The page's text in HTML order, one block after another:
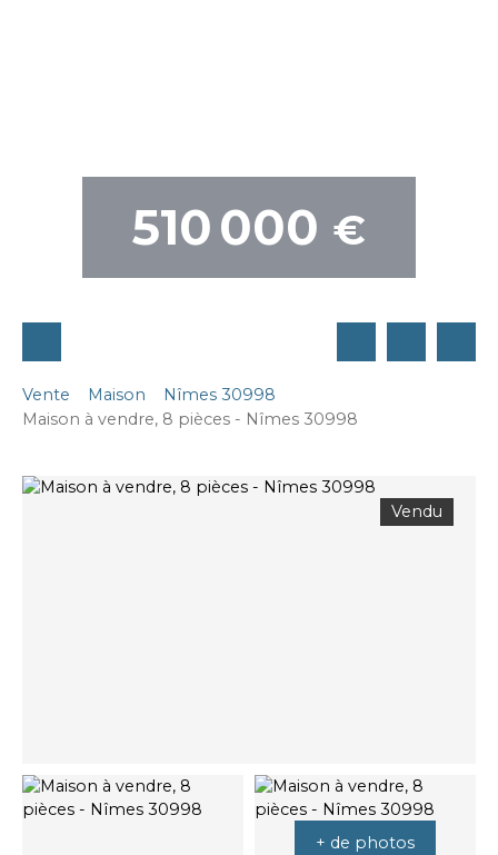
510 000 €
Vente Maison
Nîmes 30998
Maison à vendre, 8 pièces - Nîmes 30998
Vendu
+ de photos